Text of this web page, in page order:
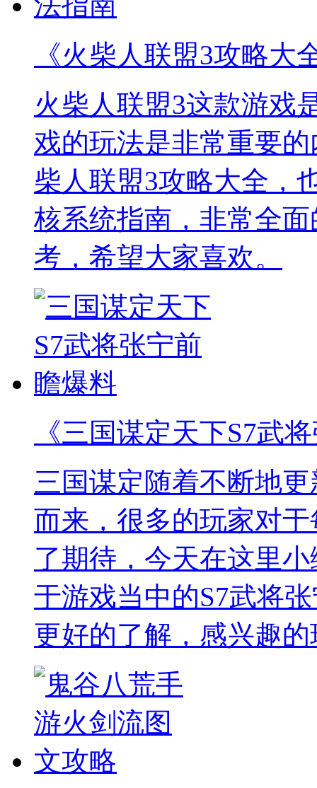
《火柴人联盟3攻略大
火柴人联盟3这款游戏
戏的玩法是非常重要
柴人联盟3攻略大全，
核系统指南，非常全
考，希望大家喜欢。
《三国谋定天下S7武
三国谋定随着不断地
而来，很多的玩家对
了期待，今天在这里
于游戏当中的S7武将
更好的了解，感兴趣